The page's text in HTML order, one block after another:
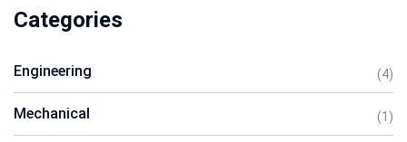
Categories
Engineering (4)
Mechanical (1)